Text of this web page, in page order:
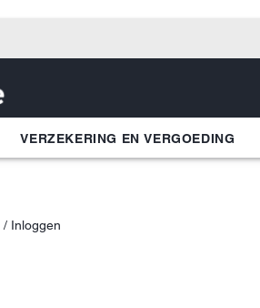
VERZEKERING EN VERGOEDING
Inloggen